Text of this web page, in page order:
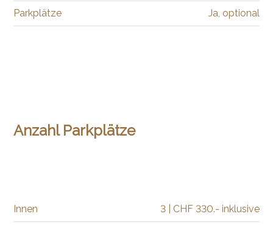
Parkplätze Ja, optional
Anzahl Parkplätze
Innen 3 | CHF 330.- inklusive